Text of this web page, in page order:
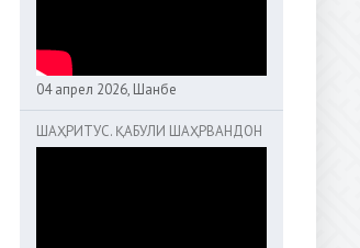
04 апрел 2026, Шанбе
ШАҲРИТУС. ҚАБУЛИ ШАҲРВАНДОН